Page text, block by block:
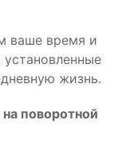
ваше время и
жизнь.
поворотной